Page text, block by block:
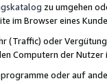
zu umgehen
im Browser eines
(Traffic) oder
Computern der
oder auf